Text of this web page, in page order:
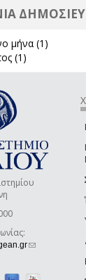
μήνα (1)
(1)
(link sends e-